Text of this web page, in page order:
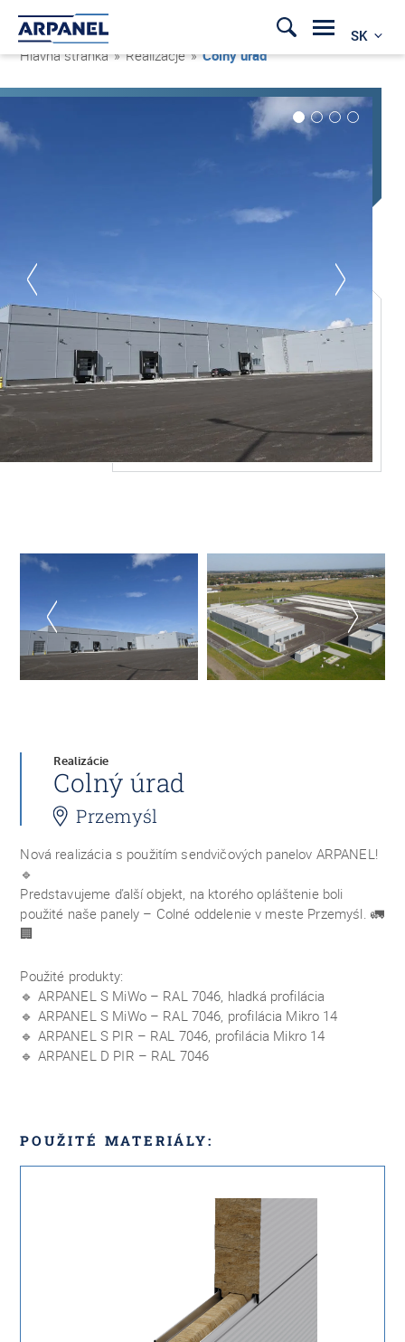
SK
Hlavná stránka » Realizacje »Colný úrad
Realizácie
Colný úrad
Przemyśl
Nová realizácia s použitím sendvičových panelov ARPANEL!
🔹
Predstavujeme ďalší objekt, na ktorého opláštenie boli
použité naše panely – Colné oddelenie v meste Przemyśl. 🚛
🏢
Použité produkty:
🔹 ARPANEL S MiWo – RAL 7046, hladká profilácia
🔹 ARPANEL S MiWo – RAL 7046, profilácia Mikro 14
🔹 ARPANEL S PIR – RAL 7046, profilácia Mikro 14
🔹 ARPANEL D PIR – RAL 7046
POUŽITÉ MATERIÁLY: